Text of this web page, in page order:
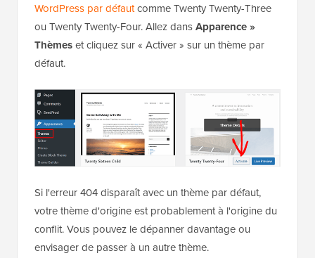
WordPress par défautcomme Twenty Twenty-Three
ou Twenty Twenty-Four. Allez dansApparence »
Thèmeset cliquez sur « Activer » sur un thème par
défaut.
Si l'erreur 404 disparaît avec un thème par défaut,
votre thème d'origine est probablement à l'origine du
conflit. Vous pouvez le dépanner davantage ou
envisager de passer à un autre thème.